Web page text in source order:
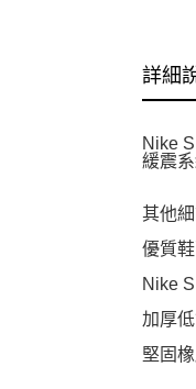
詳細
Nike
緩震
其他
優質
Nike
加厚
堅固